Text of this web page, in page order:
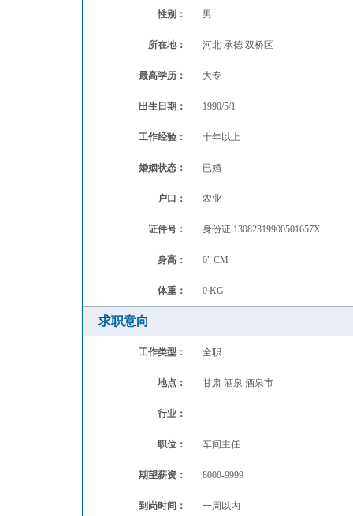
性别： 男
所在地： 河北 承德 双桥区
最高学历： 大专
出生日期： 1990/5/1
工作经验： 十年以上
婚姻状态： 已婚
户口： 农业
证件号： 身份证 13082319900501657X
身高： 0" CM
体重： 0 KG
求职意向
工作类型： 全职
地点： 甘肃 酒泉 酒泉市
行业：
职位： 车间主任
期望薪资： 8000-9999
到岗时间： 一周以内